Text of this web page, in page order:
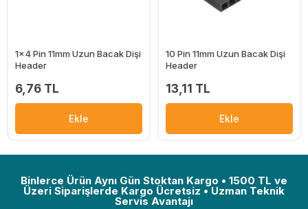
1x4 Pin 11mm Uzun Bacak Dişi
Header
6,76 TL
Ekle
10 Pin 11mm Uzun Bacak Dişi
Header
13,11 TL
Ekle
Binlerce Ürün Aynı Gün Stoktan Kargo • 1500 TL ve
Üzeri Siparişlerde Kargo Ücretsiz • Uzman Teknik
Servis Avantajı